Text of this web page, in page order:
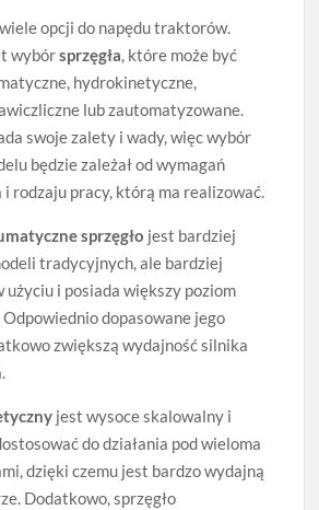
opcji do napędu traktorów.
wybórsprzęgła, które może być
hydrokinetyczne,
lub zautomatyzowane.
swoje zalety i wady, więc wybór
będzie zależał od wymagań
rodzaju pracy, którą ma realizować.
sprzęgło jest bardziej
tradycyjnych, ale bardziej
użyciu i posiada większy poziom
dopasowane jego
zwiększą wydajność silnika
jest wysoce skalowalny i
do działania pod wieloma
dzięki czemu jest bardzo wydajną
Dodatkowo, sprzęgło